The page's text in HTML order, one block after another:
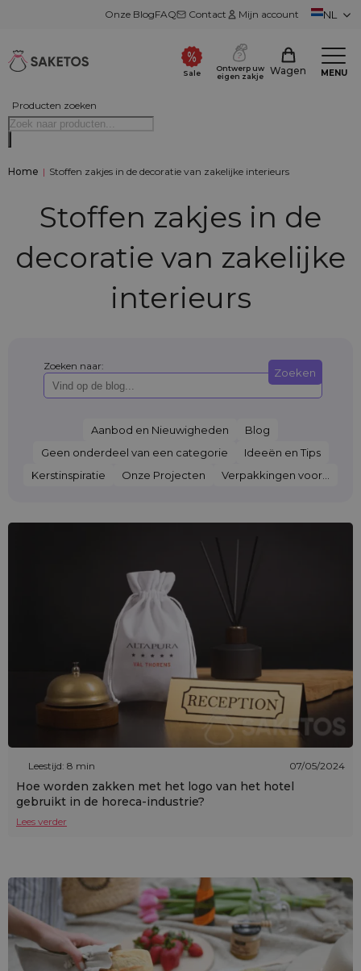
Onze BlogFAQ Contact Mijn account NL
Producten zoeken
Sale
Ontwerp uw
eigen zakje
Wagen MENU
Home | Stoffen zakjes in de decoratie van zakelijke interieurs
Stoffen zakjes in de
decoratie van zakelijke
interieurs
Zoeken naar: Zoeken
Aanbod en Nieuwigheden
Blog
Geen onderdeel van een categorie
Ideeën en Tips
Kerstinspiratie
Onze Projecten Verpakkingen voor...
Leestijd: 8 min 07/05/2024
Hoe worden zakken met het logo van het hotel
gebruikt in de horeca-industrie?
Lees verder